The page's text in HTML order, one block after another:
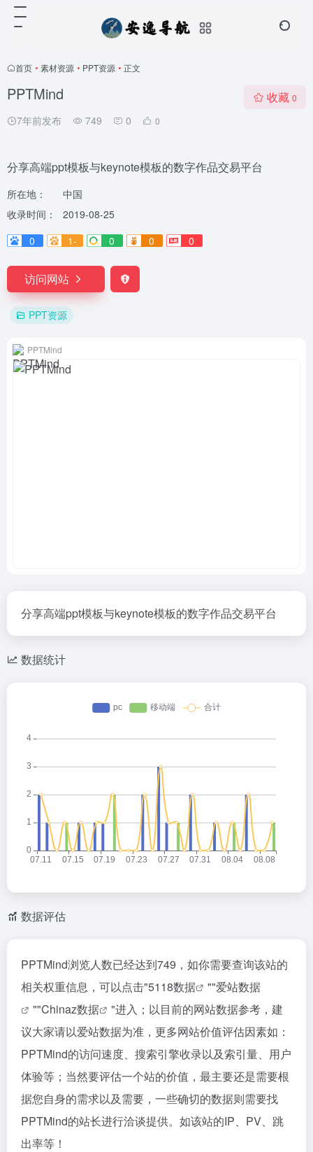
首页 • 素材资源 • PPT资源 • 正文
PPTMind
7年前发布 749 0 0
收藏 0
分享高端ppt模板与keynote模板的数字作品交易平台
所在地：
中国
收录时间：
2019-08-25
0
1- 0 0 0
访问网站
PPT资源
PPTMind
分享高端ppt模板与keynote模板的数字作品交易平台
数据统计
数据评估
PPTMind浏览人数已经达到749，如你需要查询该站的
相关权重信息，可以点击"5118数据 ""爱站数据
""Chinaz数据
"进入；以目前的网站数据参考，建
议大家请以爱站数据为准，更多网站价值评估因素如：
PPTMind的访问速度、搜索引擎收录以及索引量、用户
体验等；当然要评估一个站的价值，最主要还是需要根
据您自身的需求以及需要，一些确切的数据则需要找
PPTMind的站长进行洽谈提供。如该站的IP、PV、跳
出率等！